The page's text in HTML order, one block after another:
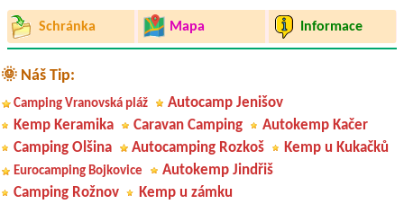
Schránka Mapa Informace
🌞 Náš Tip:
Camping Vranovská pláž
Autocamp Jenišov
Kemp Keramika
Caravan Camping
Autokemp Kačer
Camping Olšina
Autocamping Rozkoš Kemp u Kukačků
Eurocamping Bojkovice
Autokemp Jindřiš
Camping Rožnov
Kemp u zámku